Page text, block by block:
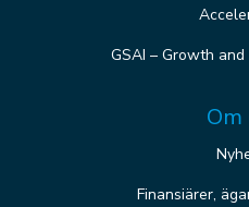
GSAI – Growth
Om
Finansiärer,